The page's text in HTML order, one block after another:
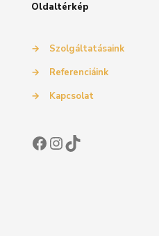
Oldaltérkép
→
Szolgáltatásaink
→
Referenciáink
→
Kapcsolat
Facebook
Instagram
TikTok